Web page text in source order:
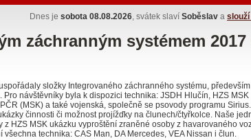
Dnes je sobota 08.08.2026, svátek slaví Soběslav a
záchranným systémem 2017
složky Integrovaného záchranného systému,
návštěvníky byla k dispozici technika: JSDH Hlučín, HZS MSK
(MSK) a také vojenská, společně se psovody programu
činnosti či možnost projížďky na člunech/čtyřkolce. Naše
HZS MSK ukázku vyproštění zraněné osoby z havarovaného
technika: CAS Man, DA Mercedes, VEA Nissan i člun.